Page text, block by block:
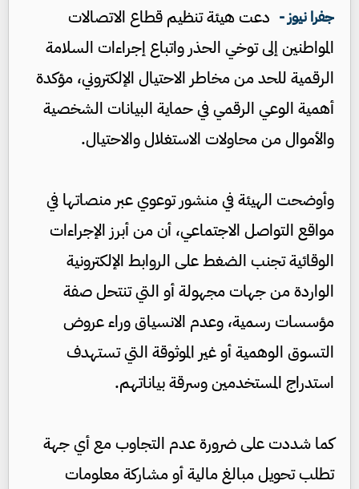
جفرا نيوز - دعت هيئة تنظيم قطاع الاتصالات
المواطنين إلى توخي الحذر واتباع إجراءات السلامة
الرقمية للحد من مخاطر الاحتيال الإلكتروني، مؤكدة
أهمية الوعي الرقمي في حماية البيانات الشخصية
والأموال من محاولات الاستغلال والاحتيال.
وأوضحت الهيئة في منشور توعوي عبر منصاتها في
مواقع التواصل الاجتماعي، أن من أبرز الإجراءات
الوقائية تجنب الضغط على الروابط الإلكترونية
الواردة من جهات مجهولة أو التي تنتحل صفة
مؤسسات رسمية، وعدم الانسياق وراء عروض
التسوق الوهمية أو غير الموثوقة التي تستهدف
استدراج المستخدمين وسرقة بياناتهم.
كما شددت على ضرورة عدم التجاوب مع أي جهة
تطلب تحويل مبالغ مالية أو مشاركة معلومات